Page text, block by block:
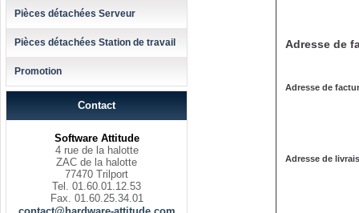
Pièces détachées Serveur
Pièces détachées Station de travail
Promotion
Contact
Software Attitude
4 rue de la halotte
ZAC de la halotte
77470 Trilport
Tel. 01.60.01.12.53
Fax. 01.60.25.34.01
Adresse de
Adresse de
Adresse de